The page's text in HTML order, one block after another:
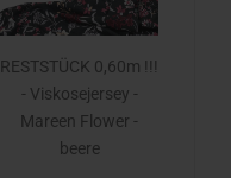
RESTSTÜCK 0,60m !!!
- Viskosejersey -
Mareen Flower -
beere